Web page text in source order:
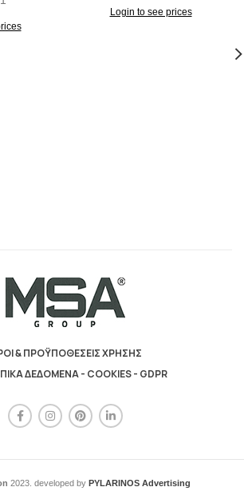
Login to see prices
& ΠΡΟΫΠΟΘΕΣΕΙΣ ΧΡΗΣΗΣ
ΔΕΔΟΜΕΝΑ - COOKIES - GDPR
2023. developed by PYLARINOS Advertising